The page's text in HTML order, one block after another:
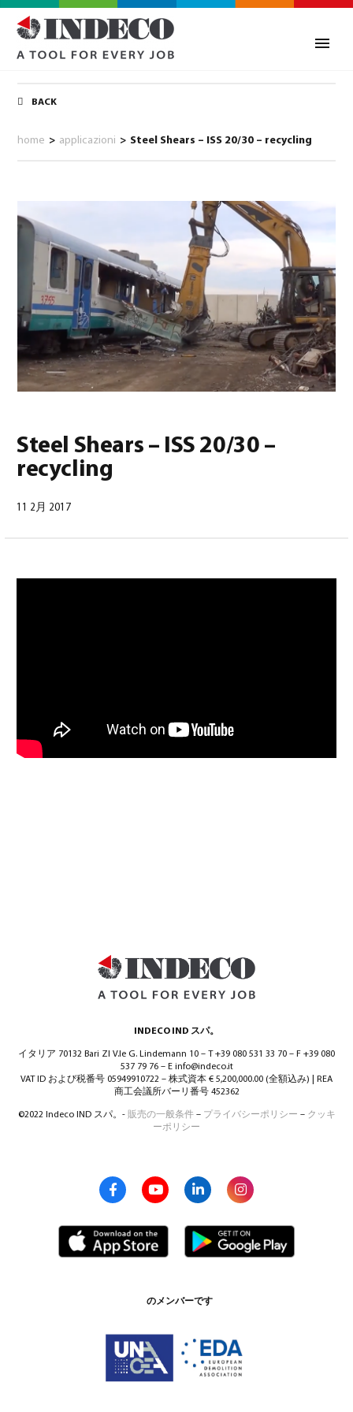
0
日本語 日本語
BACK
home > applicazioni > Steel Shears – ISS 20/30 – recycling
Steel Shears – ISS 20/30 –
recycling
11 2月 2017
INDECO IND スパ。
イタリア 70132 Bari ZI V.le G. Lindemann 10 – T +39 080 531 33 70 – F +39 080
537 79 76 – E info@indeco.it
VAT ID および税番号 05949910722 – 株式資本 € 5,200,000.00 (全額込み) | REA
商工会議所バーリ番号 452362
©2022 Indeco IND スパ。- 販売の一般条件– プライバシーポリシー – クッキ
ーポリシー
のメンバーです